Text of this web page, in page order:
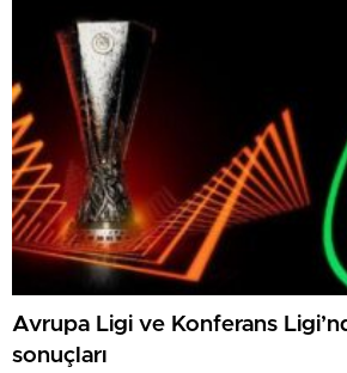
Avrupa Ligi ve Konferans
sonuçları